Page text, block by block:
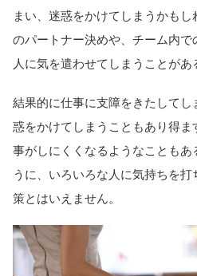
まい、迷惑をかけてしまうかも
のパートナー決めや、チーム内
人に気を遣わせてしまうことがあ
結果的に仕事に支障をきたして
惑をかけてしまうこともあり得
事がしにくくなるようなこともあ
うに、いろいろな人に気持ちを
策とはいえません。